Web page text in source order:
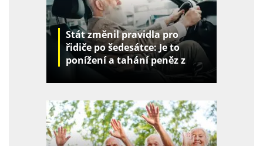
Stát změnil pravidla pro
řidiče po šedesátce: Je to
ponížení a tahání peněz z